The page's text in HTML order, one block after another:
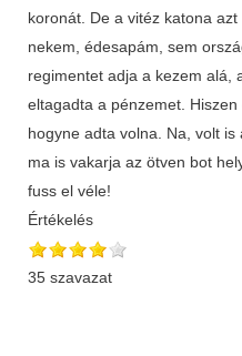
koronát. De a vitéz katona
nekem, édesapám, sem
regimentet adja a kezem alá,
eltagadta a pénzemet.
hogyne adta volna. Na, volt
ma is vakarja az ötven bot
fuss el véle!
Értékelés
35 szavazat